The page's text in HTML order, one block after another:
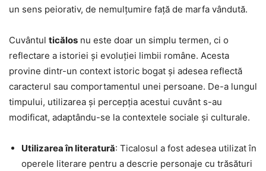
un sens peiorativ, de nemulțumire față de marfa vândută.
Cuvântul ticălos nu este doar un simplu termen, ci o
reflectare a istoriei și evoluției limbii române. Acesta
provine dintr-un context istoric bogat și adesea reflectă
caracterul sau comportamentul unei persoane. De-a lungul
timpului, utilizarea și percepția acestui cuvânt s-au
modificat, adaptându-se la contextele sociale și culturale.
Utilizarea în literatură: Ticalosul a fost adesea utilizat în
operele literare pentru a descrie personaje cu trăsături